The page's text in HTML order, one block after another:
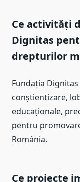
Ce activități
Dignitas
drepturilor
Fundația
conștientizare,
educaționale,
pentru
România.
Ce proiecte